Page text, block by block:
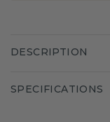
DESCRIPTION
SPECIFICATIONS